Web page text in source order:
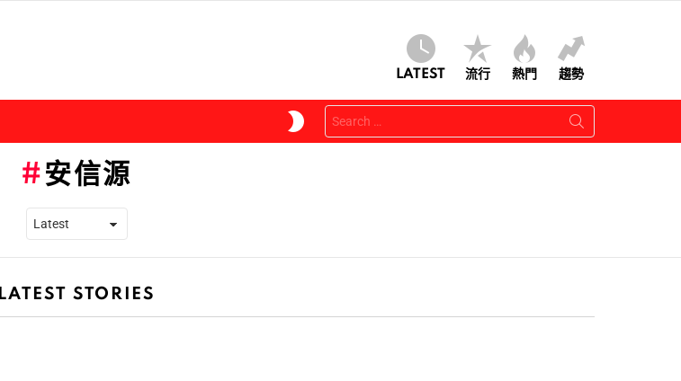
LATEST 流行 熱門 趨勢
SKIN
Search
for:
安信源
LATEST STORIES